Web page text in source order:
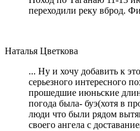
переходили реку вброд.
Наталья Цветкова
... Ну и хочу добавить к
серьезного интересного
прошедшие июньские
погода была- буэ(хотя в
люди что были рядом
своего ангела с